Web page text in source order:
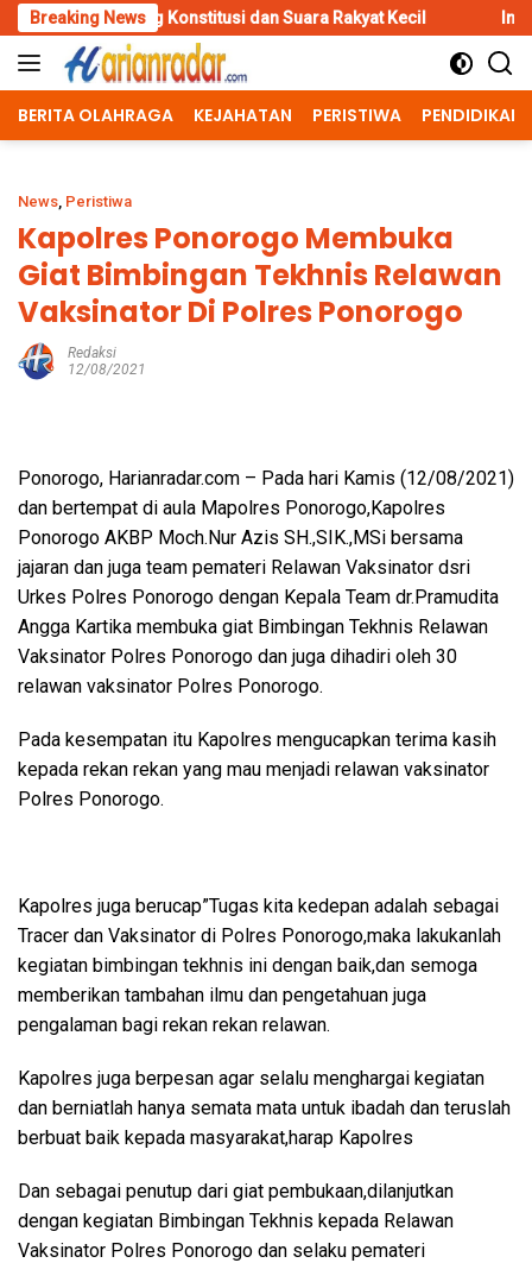
Skip
to
content
Breaking News
Konstitusi dan Suara Rakyat Kecil Inovasi Srikandi Care,
BERITA OLAHRAGA KEJAHATAN PERISTIWA PENDIDIKAN
News, Peristiwa
Kapolres Ponorogo Membuka
Giat Bimbingan Tekhnis Relawan
Vaksinator Di Polres Ponorogo
Redaksi
12/08/2021
Ponorogo, Harianradar.com – Pada hari Kamis (12/08/2021)
dan bertempat di aula Mapolres Ponorogo,Kapolres
Ponorogo AKBP Moch.Nur Azis SH.,SIK.,MSi bersama
jajaran dan juga team pemateri Relawan Vaksinator dsri
Urkes Polres Ponorogo dengan Kepala Team dr.Pramudita
Angga Kartika membuka giat Bimbingan Tekhnis Relawan
Vaksinator Polres Ponorogo dan juga dihadiri oleh 30
relawan vaksinator Polres Ponorogo.
Pada kesempatan itu Kapolres mengucapkan terima kasih
kepada rekan rekan yang mau menjadi relawan vaksinator
Polres Ponorogo.
Kapolres juga berucap”Tugas kita kedepan adalah sebagai
Tracer dan Vaksinator di Polres Ponorogo,maka lakukanlah
kegiatan bimbingan tekhnis ini dengan baik,dan semoga
memberikan tambahan ilmu dan pengetahuan juga
pengalaman bagi rekan rekan relawan.
Kapolres juga berpesan agar selalu menghargai kegiatan
dan berniatlah hanya semata mata untuk ibadah dan teruslah
berbuat baik kepada masyarakat,harap Kapolres
Dan sebagai penutup dari giat pembukaan,dilanjutkan
dengan kegiatan Bimbingan Tekhnis kepada Relawan
Vaksinator Polres Ponorogo dan selaku pemateri